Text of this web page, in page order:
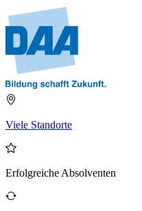
Viele Standorte
Erfolgreiche Absolventen